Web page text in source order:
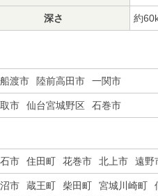
深さ 約
渡市 陸前高田市 一関市
市 仙台宮城野区 石巻市
市 住田町 花巻市 北上市 遠野
市 蔵王町 柴田町 宮城川崎町